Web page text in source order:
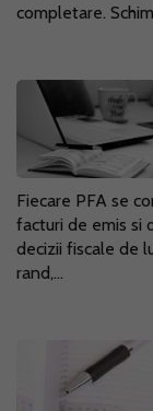
completare.
Fiecare PFA se
facturi de emis si
decizii fiscale de
rand,...